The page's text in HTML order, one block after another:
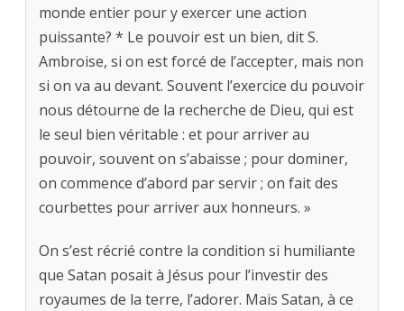
monde entier pour y exercer une action
puissante? * Le pouvoir est un bien, dit S.
Ambroise, si on est forcé de l’accepter, mais non
si on va au devant. Souvent l’exercice du pouvoir
nous détourne de la recherche de Dieu, qui est
le seul bien véritable : et pour arriver au
pouvoir, souvent on s’abaisse ; pour dominer,
on commence d’abord par servir ; on fait des
courbettes pour arriver aux honneurs. »
On s’est récrié contre la condition si humiliante
que Satan posait à Jésus pour l’investir des
royaumes de la terre, l’adorer. Mais Satan, à ce